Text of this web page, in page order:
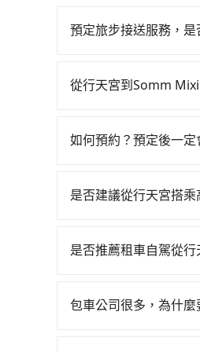
預定旅步接送服務，
價錢更優惠」，即可獲
從行天宮到Somm
到車，也可考慮打電話
如何預約？預定後一
查到真實價格，照著步
需要，前一天傍晚五點
是否建議從行天宮搭
台中一天最多有102班
車，搭上小黃後約花
是否推薦租車自駕從
轎車如Toyota Yaris、
包車公司很多，為什